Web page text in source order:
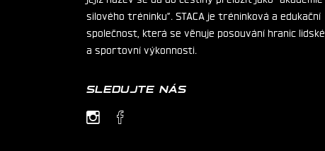
silového tréninku”. STACA je tréninková a edukační
společnost, která se věnuje posouvání hranic lidské
a sportovní výkonnosti.
SLEDUJTE NÁS